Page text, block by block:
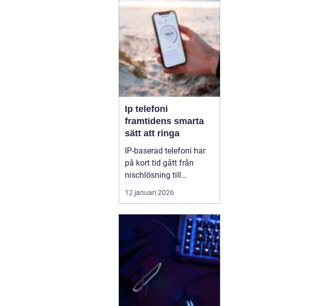
motorn kraft, börjar gå
Ip telefoni
framtidens smarta
sätt att ringa
IP-baserad telefoni har
på kort tid gått från
nischlösning till
standard för både
företag och
gör det möjligt att ringa
via internet i stället för
via kopparnätet, som
redan håller på att
stängas ned. För den
som vill ha flex...
12 januari 2026